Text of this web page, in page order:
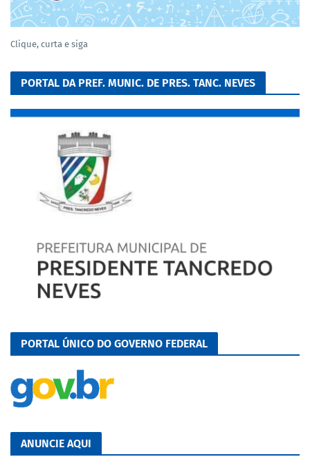
Clique, curta e siga
PORTAL DA PREF. MUNIC. DE PRES. TANC. NEVES
PORTAL ÚNICO DO GOVERNO FEDERAL
ANUNCIE AQUI